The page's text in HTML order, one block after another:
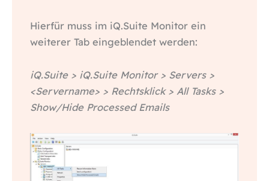
Hierfür muss im iQ.Suite Monitor ein
weiterer Tab eingeblendet werden:
iQ.Suite > iQ.Suite Monitor > Servers >
<Servername> > Rechtsklick > All Tasks >
Show/Hide Processed Emails